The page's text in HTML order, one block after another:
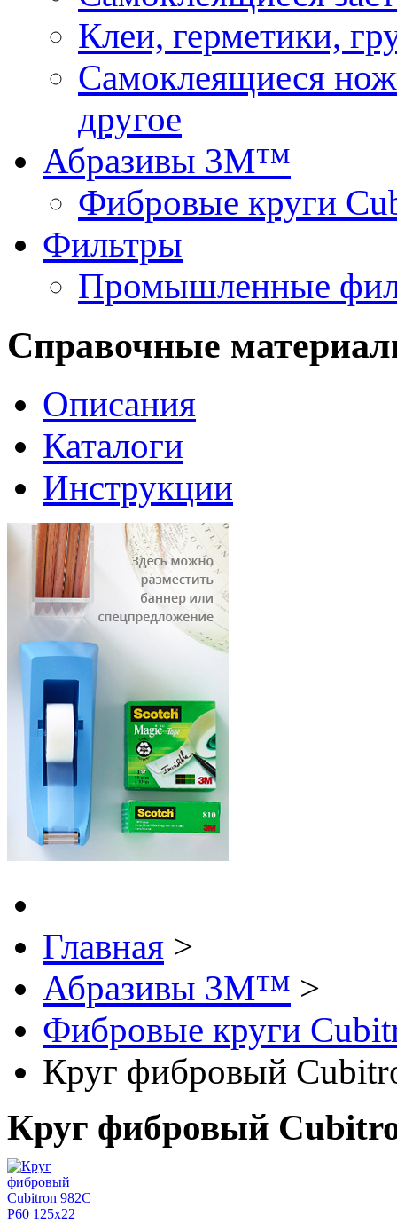
Клеи, герметики,
Самоклеящиеся
другое
Абразивы 3М™
Фибровые круги
Фильтры
Промышленные
Справочные
Описания
Каталоги
Инструкции
Главная >
Абразивы 3М™ >
Фибровые круги
Круг фибровый
Круг фибровый